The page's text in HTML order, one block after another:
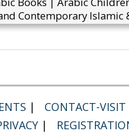
Contemporary
| CONTACT-VISIT
|